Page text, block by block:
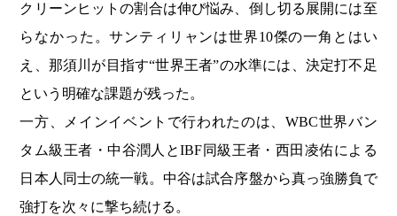
クリーンヒットの割合は伸び悩み、倒し切る展開には至
らなかった。サンティリャンは世界10傑の一角とはい
え、那須川が目指す“世界王者”の水準には、決定打不足
という明確な課題が残った。
一方、メインイベントで行われたのは、WBC世界バン
タム級王者・中谷潤人とIBF同級王者・西田凌佑による
日本人同士の統一戦。中谷は試合序盤から真っ強勝負で
強打を次々に撃ち続ける。